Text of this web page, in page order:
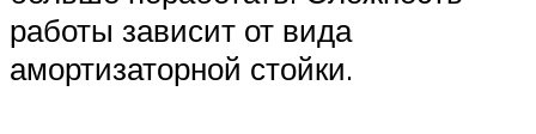
работы зависит от вида
амортизаторной стойки.